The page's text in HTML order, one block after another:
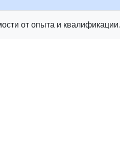
от опыта и квалификации.